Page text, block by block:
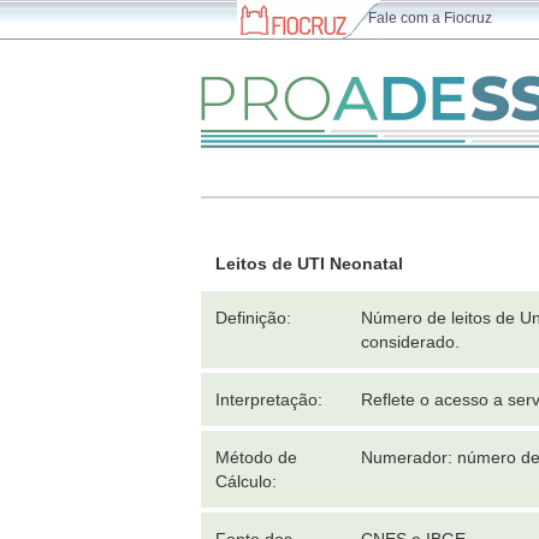
Fale com a Fiocruz
Leitos de UTI Neonatal
Definição:
Número de leitos de
considerado.
Interpretação: Reflete o acesso a
Método de
Cálculo:
Numerador: número